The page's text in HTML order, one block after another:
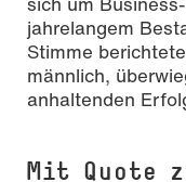
jahrelangem
Stimme
männlich,
anhaltenden
Mit Quote